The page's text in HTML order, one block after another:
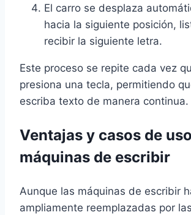
El carro se desplaza
hacia la siguiente posición,
recibir la siguiente letra.
Este proceso se repite cada vez
presiona una tecla, permitiendo
escriba texto de manera continua.
Ventajas y casos de
máquinas de escribir
Aunque las máquinas de escribir
ampliamente reemplazadas por las